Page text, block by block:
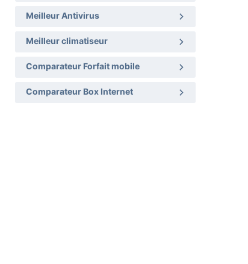
Meilleur Antivirus
Meilleur climatiseur
Comparateur Forfait mobile
Comparateur Box Internet